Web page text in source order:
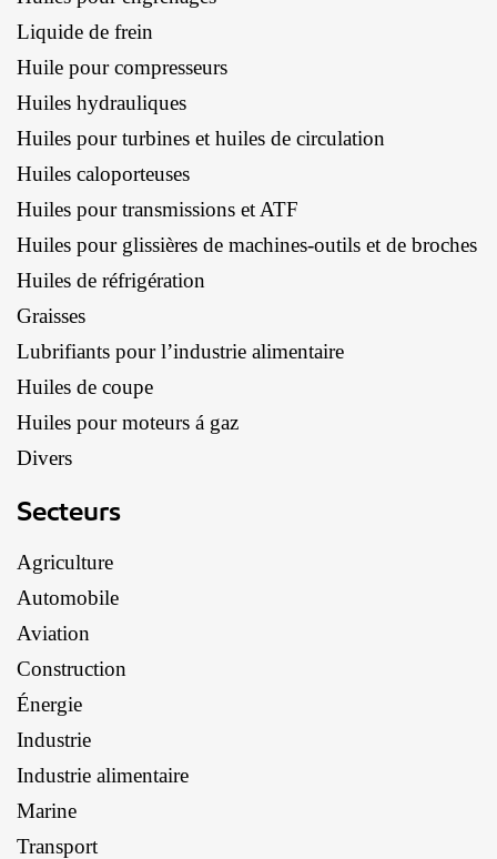
Liquide de frein
Huile pour compresseurs
Huiles hydrauliques
Huiles pour turbines et huiles de circulation
Huiles caloporteuses
Huiles pour transmissions et ATF
Huiles pour glissières de machines-outils et de broches
Huiles de réfrigération
Graisses
Lubrifiants pour l’industrie alimentaire
Huiles de coupe
Huiles pour moteurs á gaz
Divers
Secteurs
Agriculture
Automobile
Aviation
Construction
Énergie
Industrie
Industrie alimentaire
Marine
Transport